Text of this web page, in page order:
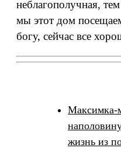
неблагополучная,
мы этот дом
богу, сейчас все
Максимка-
жизнь из